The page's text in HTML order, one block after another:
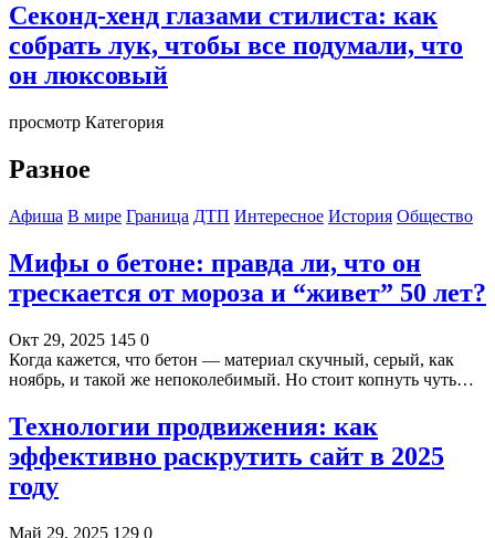
Секонд-хенд глазами стилиста: как
собрать лук, чтобы все подумали, что
он люксовый
просмотр Категория
Разное
Афиша В мире Граница ДТП Интересное История Общество
Мифы о бетоне: правда ли, что он
трескается от мороза и “живет” 50 лет?
Окт 29, 2025 145 0
Когда кажется, что бетон — материал скучный, серый, как
ноябрь, и такой же непоколебимый. Но стоит копнуть чуть…
Технологии продвижения: как
эффективно раскрутить сайт в 2025
году
Май 29, 2025 129 0